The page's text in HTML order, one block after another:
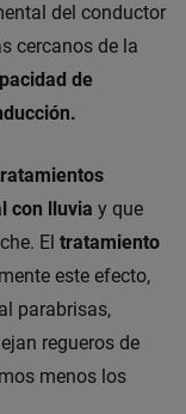
del conductor
cercanos de la
de
con lluvia y que
El tratamiento
este efecto,
parabrisas,
regueros de
menos los